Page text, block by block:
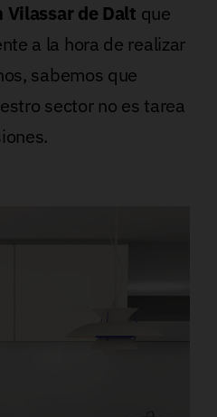
Vilassar de Dalt que
a la hora de realizar
sabemos que
sector no es tarea